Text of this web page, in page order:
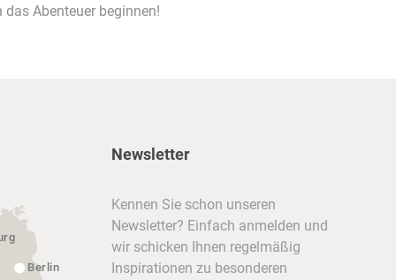
das Abenteuer beginnen!
Berlin
Newsletter
Kennen Sie schon unseren
Newsletter? Einfach anmelden und
wir schicken Ihnen regelmäßig
Inspirationen zu besonderen